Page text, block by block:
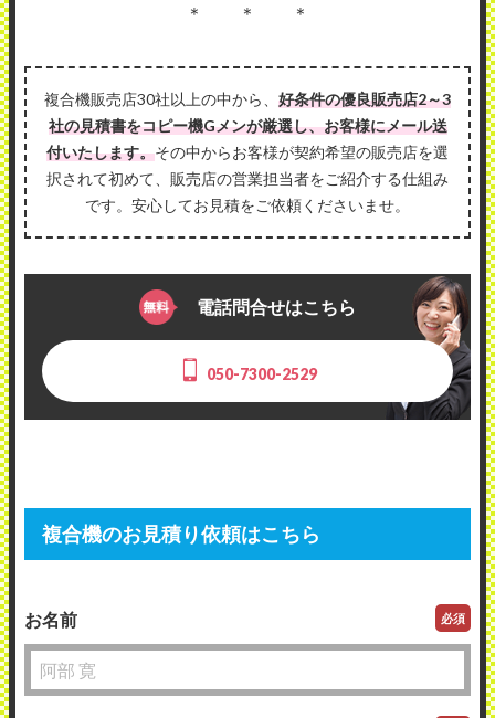
＊ ＊ ＊
複合機販売店30社以上の中から、 好条件の優良販売店2～3
社の見積書をコピー機Gメンが厳選し、お客様にメール送
付いたします。その中からお客様が契約希望の販売店を選
択されて初めて、販売店の営業担当者をご紹介する仕組み
です。安心してお見積をご依頼くださいませ。
電話問合せはこちら
050-7300-2529
複合機のお見積り依頼はこちら
お名前 必須